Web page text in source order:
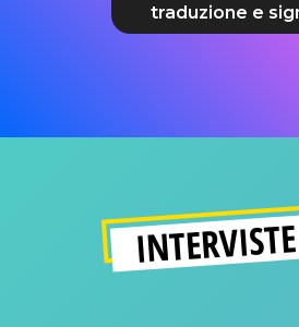
traduzione e
INTERVISTE